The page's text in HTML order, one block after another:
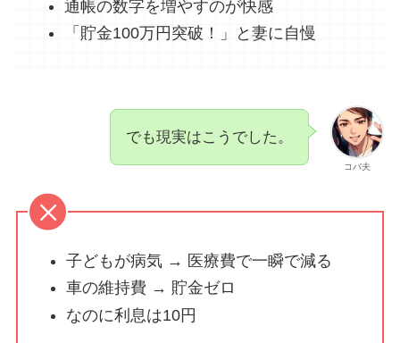
通帳の数字を増やすのが快感
「貯金100万円突破！」と妻に自慢
コバ夫
でも現実はこうでした。
子どもが病気 → 医療費で一瞬で減る
車の維持費 → 貯金ゼロ
なのに利息は10円